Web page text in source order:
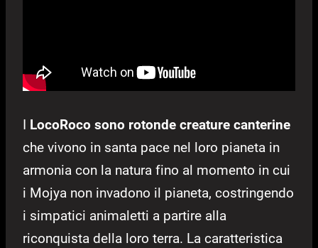
I LocoRoco sono rotonde creature canterine
che vivono in santa pace nel loro pianeta in
armonia con la natura fino al momento in cui
i Mojya non invadono il pianeta, costringendo
i simpatici animaletti a partire alla
riconquista della loro terra. La caratteristica